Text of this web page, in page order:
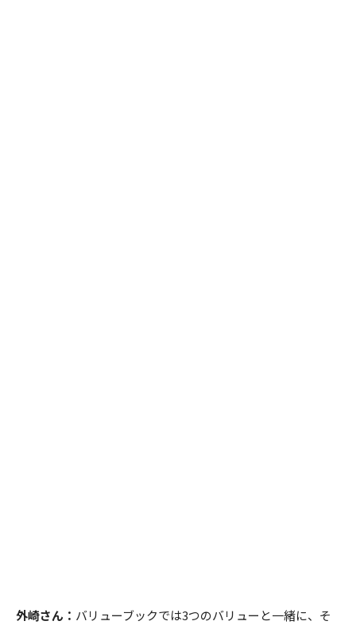
外崎さん： バリューブックでは3つのバリューと一緒に、そ